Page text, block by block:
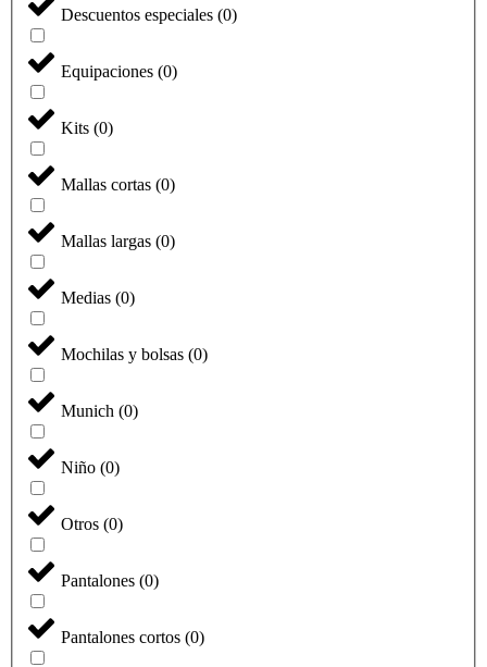
Descuentos especiales (0)
Equipaciones (0)
Kits (0)
Mallas cortas (0)
Mallas largas (0)
Medias (0)
Mochilas y bolsas (0)
Munich (0)
Niño (0)
Otros (0)
Pantalones (0)
Pantalones cortos (0)